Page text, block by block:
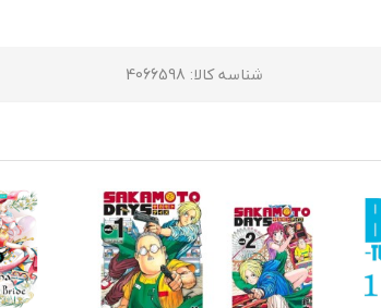
شناسه کالا: 4066598